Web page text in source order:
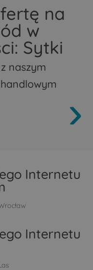
na
w
Sytki
naszym
Internetu
Internetu